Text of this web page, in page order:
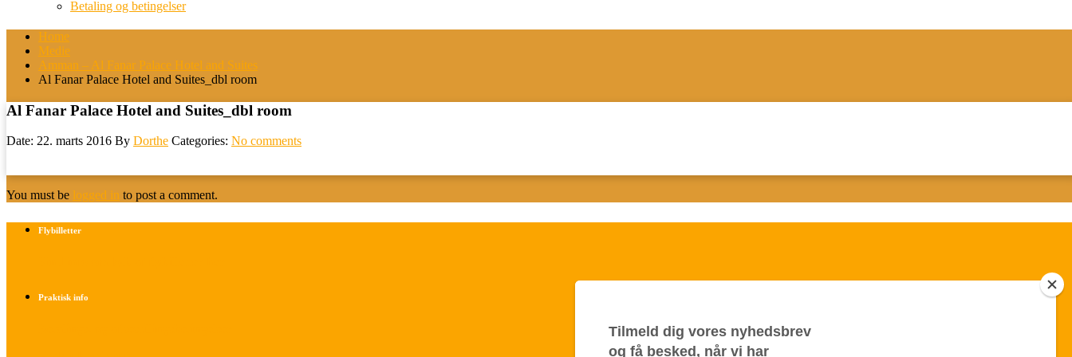
Betaling og betingelser
Home
Medie
Amman – Al Fanar Palace Hotel and Suites
Al Fanar Palace Hotel and Suites_dbl room
Al Fanar Palace Hotel and Suites_dbl room
Date: 22. marts 2016 By Dorthe Categories: No comments
You must be logged in to post a comment.
Flybilletter
Praktisk info